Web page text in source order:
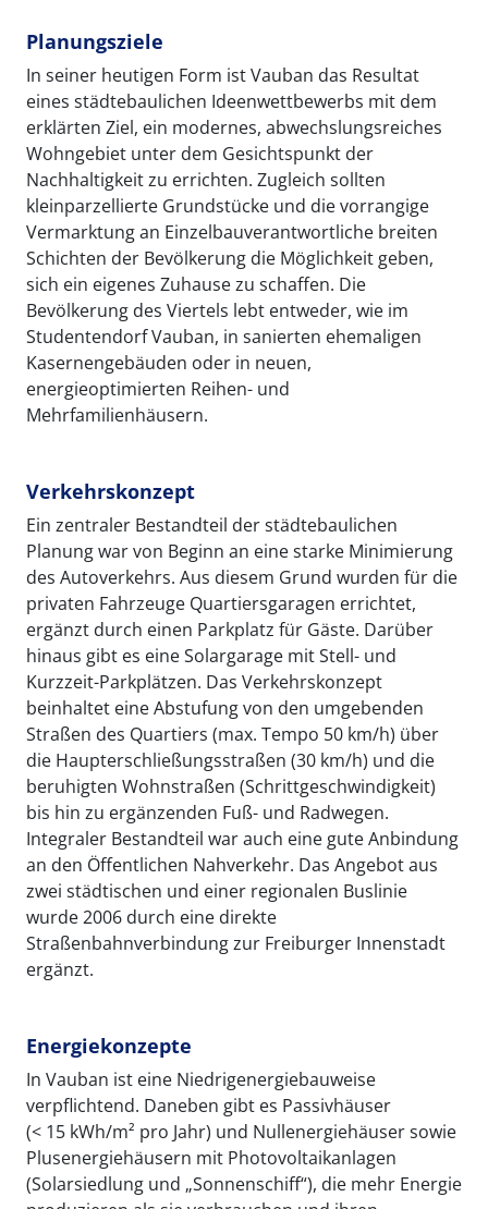
Planungsziele
In seiner heutigen Form ist Vauban das Resultat
eines städtebaulichen Ideenwettbewerbs mit dem
erklärten Ziel, ein modernes, abwechslungsreiches
Wohngebiet unter dem Gesichtspunkt der
Nachhaltigkeit zu errichten. Zugleich sollten
kleinparzellierte Grundstücke und die vorrangige
Vermarktung an Einzelbauverantwortliche breiten
Schichten der Bevölkerung die Möglichkeit geben,
sich ein eigenes Zuhause zu schaffen. Die
Bevölkerung des Viertels lebt entweder, wie im
Studentendorf Vauban, in sanierten ehemaligen
Kasernengebäuden oder in neuen,
energieoptimierten Reihen- und
Mehrfamilienhäusern.
Verkehrskonzept
Ein zentraler Bestandteil der städtebaulichen
Planung war von Beginn an eine starke Minimierung
des Autoverkehrs. Aus diesem Grund wurden für die
privaten Fahrzeuge Quartiersgaragen errichtet,
ergänzt durch einen Parkplatz für Gäste. Darüber
hinaus gibt es eine Solargarage mit Stell- und
Kurzzeit-Parkplätzen. Das Verkehrskonzept
beinhaltet eine Abstufung von den umgebenden
Straßen des Quartiers (max. Tempo 50 km/h) über
die Haupterschließungsstraßen (30 km/h) und die
beruhigten Wohnstraßen (Schrittgeschwindigkeit)
bis hin zu ergänzenden Fuß- und Radwegen.
Integraler Bestandteil war auch eine gute Anbindung
an den Öffentlichen Nahverkehr. Das Angebot aus
zwei städtischen und einer regionalen Buslinie
wurde 2006 durch eine direkte
Straßenbahnverbindung zur Freiburger Innenstadt
ergänzt.
Energiekonzepte
In Vauban ist eine Niedrigenergiebauweise
verpflichtend. Daneben gibt es Passivhäuser
(< 15 kWh/m² pro Jahr) und Nullenergiehäuser sowie
Plusenergiehäusern mit Photovoltaikanlagen
(Solarsiedlung und „Sonnenschiff“), die mehr Energie